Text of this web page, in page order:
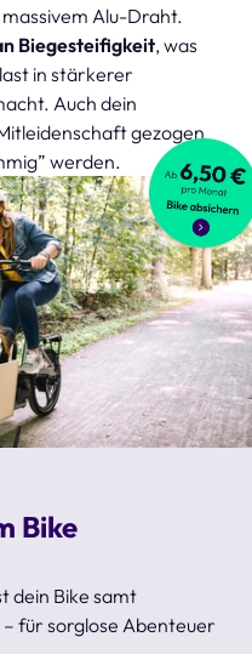
Alu-Draht.
Biegesteifigkeit, was
in stärkerer
Auch dein
gezogen
werden.
Bike
dein Bike samt
für sorglose Abenteuer